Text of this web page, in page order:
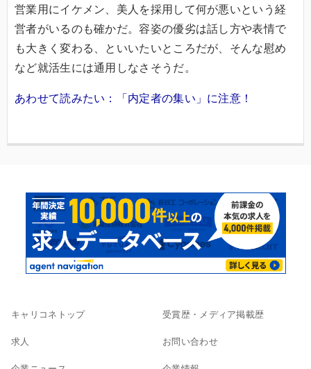
営業用にイケメン、美人を採用して何が悪いという経
営者がいるのも確かだ。容姿の優劣は話し方や表情で
も大きく変わる、といいたいところだが、そんな慰め
など就活生には通用しなさそうだ。
あわせて読みたい：「内定者の集い」に注意！
キャリコネトップ
求人
受賞歴・メディア掲載歴
お問い合わせ